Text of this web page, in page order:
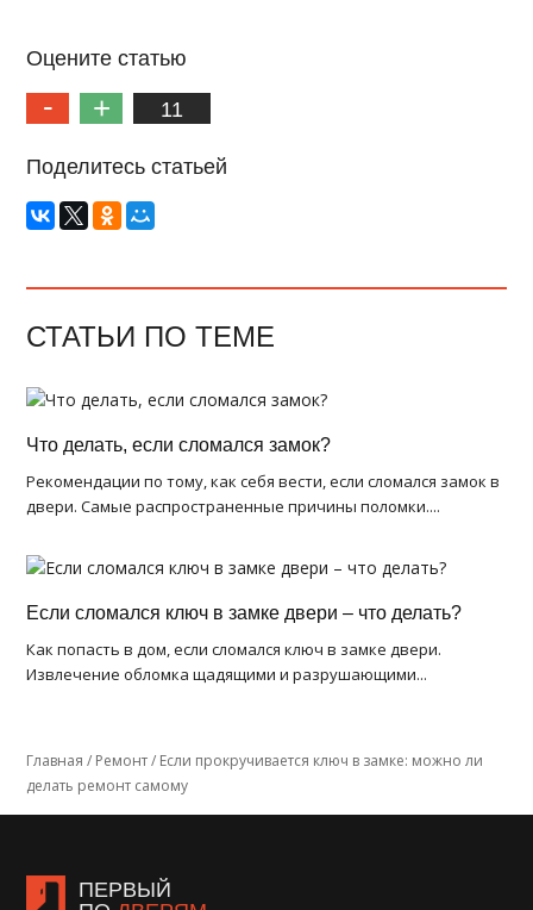
Оцените статью
11
Поделитесь статьей
СТАТЬИ ПО ТЕМЕ
Что делать, если сломался замок?
Рекомендации по тому, как себя вести, если сломался замок в
двери. Самые распространенные причины поломки....
Если сломался ключ в замке двери – что делать?
Как попасть в дом, если сломался ключ в замке двери.
Извлечение обломка щадящими и разрушающими...
Главная / Ремонт / Если прокручивается ключ в замке: можно ли
делать ремонт самому
ПЕРВЫЙ